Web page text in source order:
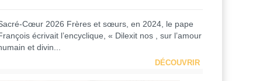
Cœur 2026 Frères et sœurs, en 2024, le pape
écrivait l’encyclique, « Dilexit nos , sur l’amour
et divin...
DÉCOUVRIR